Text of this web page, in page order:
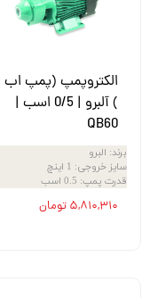
الکتروپمپ (پمپ اب
) آلبرو | 0/5 اسب |
QB60
برند: البرو
سایز خروجی: 1 اینچ
قدرت پمپ: 0.5 اسب
۵,۸۱۰,۳۱۰ تومان